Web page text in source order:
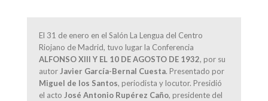
El 31 de enero en el Salón La Lengua del Centro
Riojano de Madrid, tuvo lugar la Conferencia
ALFONSO XIII Y EL 10 DE AGOSTO DE 1932, por su
autor Javier García-Bernal Cuesta. Presentado por
Miguel de los Santos, periodista y locutor. Presidió
el acto José Antonio Rupérez Caño, presidente del